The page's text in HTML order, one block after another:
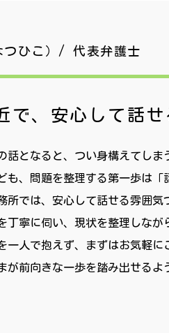
つひこ）/ 代表弁護士
で、安心して話せ
話となると、つい身構えてしま
も、問題を整理する第一歩は「
所では、安心して話せる雰囲気
丁寧に伺い、現状を整理しなが
一人で抱えず、まずはお気軽に
が前向きな一歩を踏み出せるよ